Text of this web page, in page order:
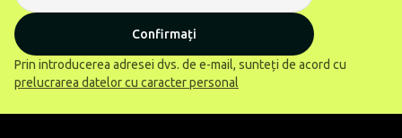
Confirmați
Prin introducerea adresei dvs. de e-mail, sunteți de acord cu
prelucrarea datelor cu caracter personal